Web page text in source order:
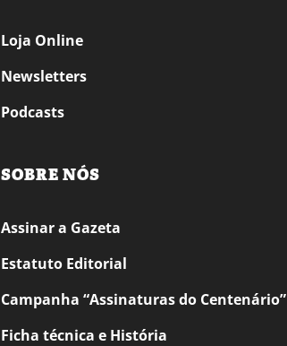
Loja Online
Newsletters
Podcasts
SOBRE NÓS
Assinar a Gazeta
Estatuto Editorial
Campanha “Assinaturas do Centenário”
Ficha técnica e História